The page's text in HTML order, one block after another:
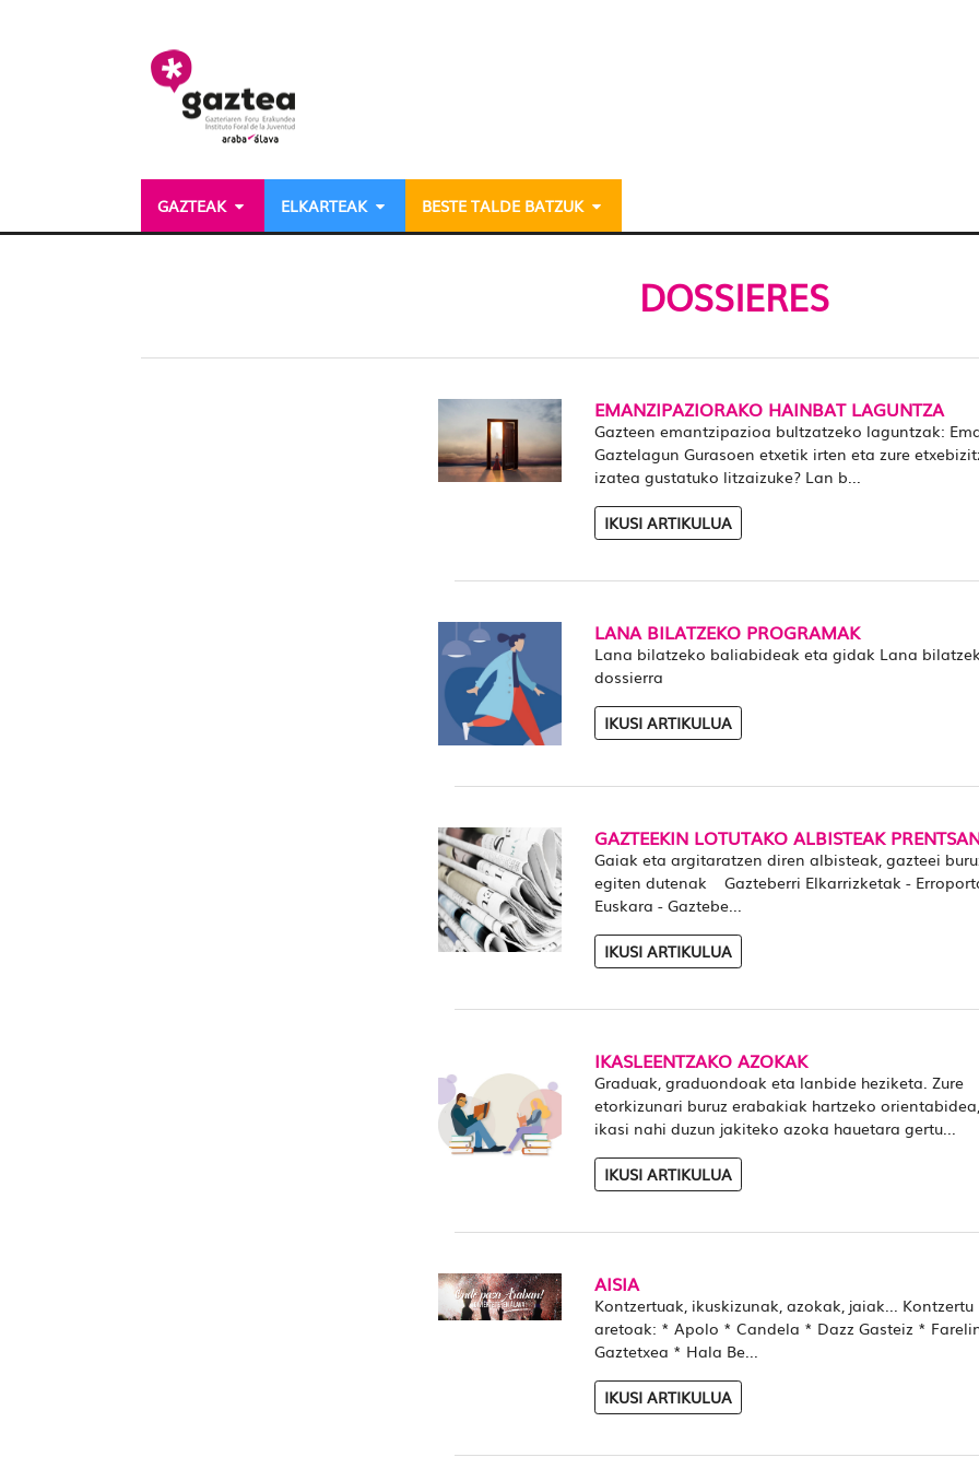
Eduki nagusira joan
GAZTEAK ELKARTEAK BESTE TALDE BATZUK
DOSSIERES
EMANZIPAZIORAKO HAINBAT LAGUNTZA
Gazteen emantzipazioa bultzatzeko laguntzak:
Gaztelagun Gurasoen etxetik irten eta zure
izatea gustatuko litzaizuke? Lan b...
IKUSI ARTIKULUA
LANA BILATZEKO PROGRAMAK
Lana bilatzeko baliabideak eta gidak Lana
dossierra
IKUSI ARTIKULUA
GAZTEEKIN LOTUTAKO ALBISTEAK
Gaiak eta argitaratzen diren albisteak, gazteei
egiten dutenak Gazteberri Elkarrizketak -
Euskara - Gaztebe...
IKUSI ARTIKULUA
IKASLEENTZAKO AZOKAK
Graduak, graduondoak eta lanbide heziketa. Zure
etorkizunari buruz erabakiak hartzeko
ikasi nahi duzun jakiteko azoka hauetara gertu...
IKUSI ARTIKULUA
AISIA
Kontzertuak, ikuskizunak, azokak, jaiak... Kontzertu
aretoak: * Apolo * Candela * Dazz Gasteiz *
Gaztetxea * Hala Be...
IKUSI ARTIKULUA